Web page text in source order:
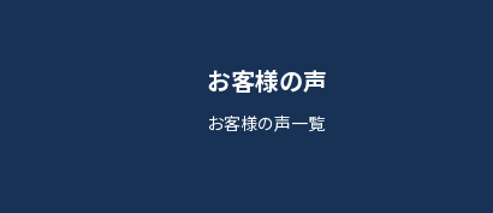
お客様の声
お客様の声一覧